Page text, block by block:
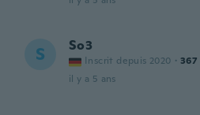
S So3
Inscrit depuis 2020 · 367
il y a 5 ans